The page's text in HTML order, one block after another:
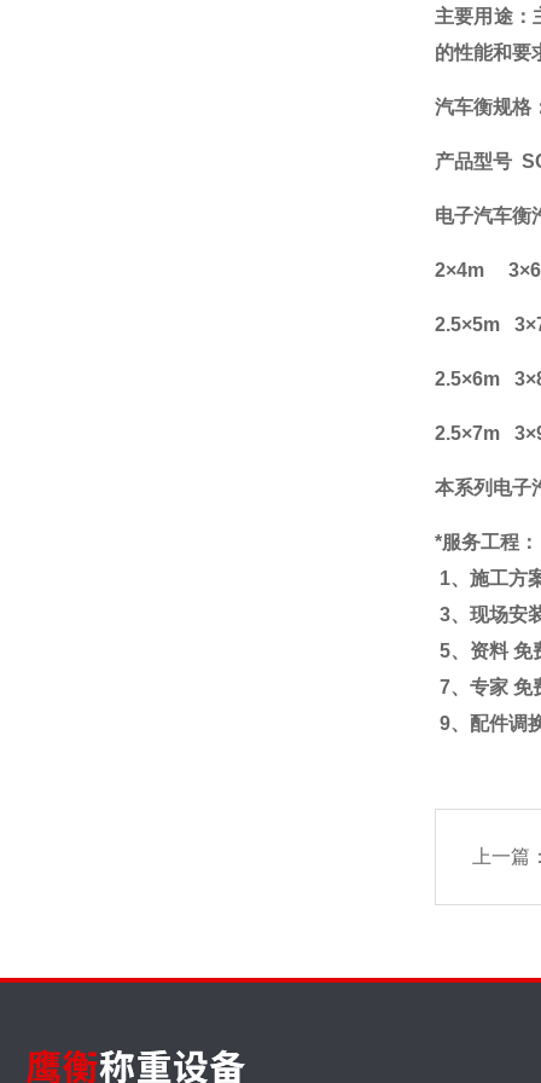
主要用途：
的性能和要
汽车衡规格
产品型号
电子汽
2×4m
2.5×5m
2.5×6m
2.5×7m
本系列电子
*服务工程：
1、施工方
3、现场安
5、资料 免
7、专家 免
9、配件调
上一篇